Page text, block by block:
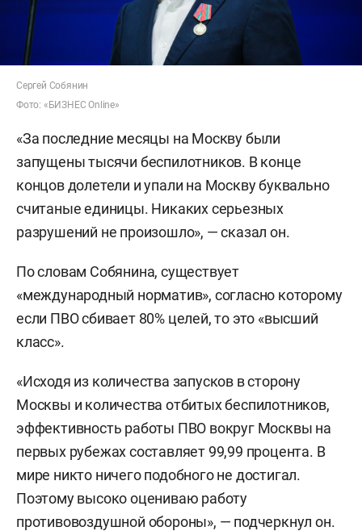
Сергей Собянин
Фото: «БИЗНЕС Online»
«За последние месяцы на Москву были
запущены тысячи беспилотников. В конце
концов долетели и упали на Москву буквально
считаные единицы. Никаких серьезных
разрушений не произошло», — сказал он.
По словам Собянина, существует
«международный норматив», согласно которому
если ПВО сбивает 80% целей, то это «высший
класс».
«Исходя из количества запусков в сторону
Москвы и количества отбитых беспилотников,
эффективность работы ПВО вокруг Москвы на
первых рубежах составляет 99,99 процента. В
мире никто ничего подобного не достигал.
Поэтому высоко оцениваю работу
противовоздушной обороны», — подчеркнул он.